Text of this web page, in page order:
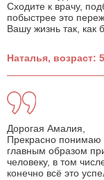
Сходите к врачу,
побыстрее это
Вашу жизнь так, как
Наталья, возраст:
Дорогая Амалия,
Прекрасно понимаю
главным образом
человеку, в том
конечно всё это